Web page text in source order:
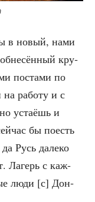
в новый, нами
кру­
поста­ми по
на рабо­ту и с
уста­ёшь и
бы поесть
Русь дале­ко
Лагерь с каж­
люди [с] Дон­